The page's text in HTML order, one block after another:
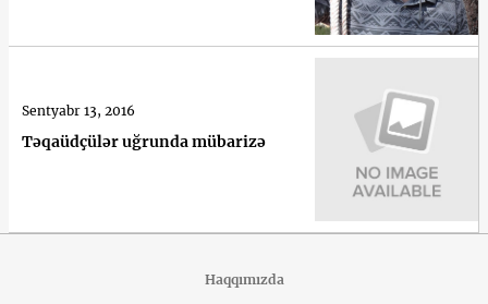
Təqaüdçülər uğrunda mübarizə
Sentyabr 13, 2016
Haqqımızda